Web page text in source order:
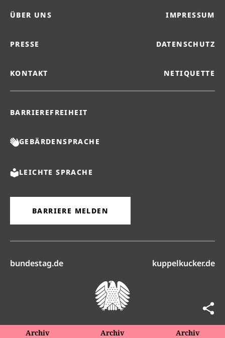
Archiv Archiv Archiv
ÜBER UNS IMPRESSUM
PRESSE DATENSCHUTZ
KONTAKT NETIQUETTE
BARRIEREFREIHEIT
GEBÄRDENSPRACHE
LEICHTE SPRACHE
BARRIERE MELDEN
bundestag.de(öffnet in neuem Reiter)kuppelkucker.de